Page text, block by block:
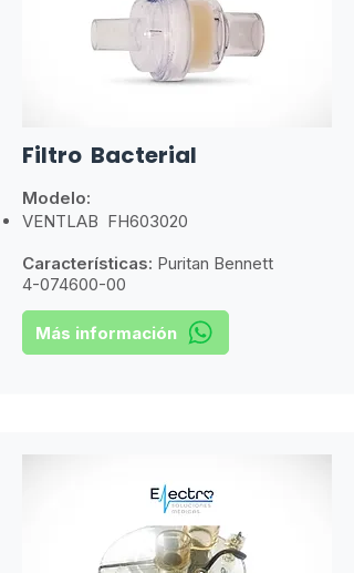
​Filtro Bacterial
Modelo:
​VENTLAB FH603020
Características: Puritan Bennett
4-074600-00
Más información